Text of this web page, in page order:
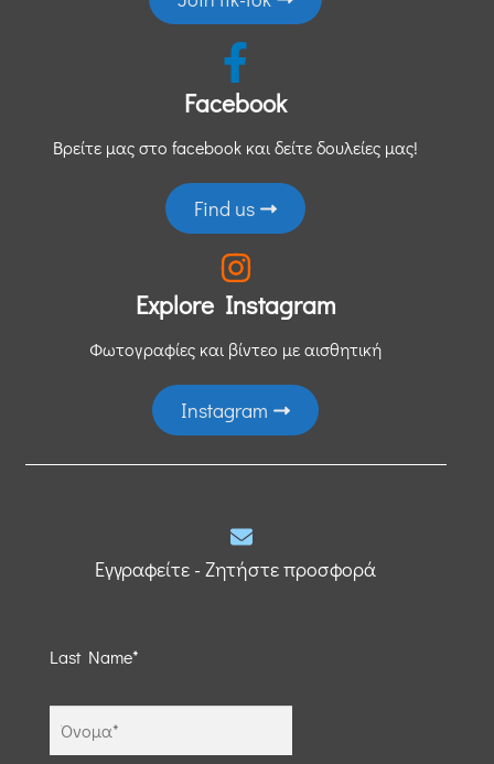
Facebook
Βρείτε μας στο facebook και δείτε δουλείες μας!
Find us
Explore Instagram
Φωτογραφίες και βίντεο με αισθητική
Instagram
Εγγραφείτε - Ζητήστε προσφορά
Last Name*